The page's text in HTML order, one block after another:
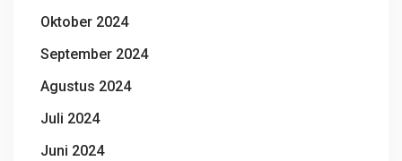
Oktober 2024
September 2024
Agustus 2024
Juli 2024
Juni 2024